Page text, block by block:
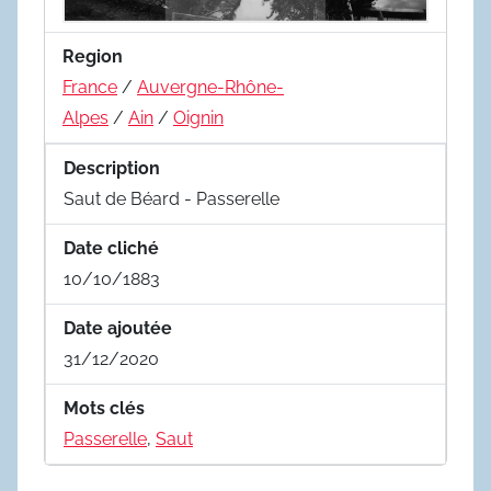
Region
France / Auvergne-Rhône-
Alpes / Ain / Oignin
Description
Saut de Béard - Passerelle
Date cliché
10/10/1883
Date ajoutée
31/12/2020
Mots clés
Passerelle, Saut